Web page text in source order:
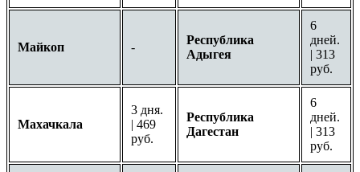
Майкоп -
Республика
Адыгея
6
дней.
| 313
руб.
Махачкала
3 дня.
| 469
руб.
Республика
Дагестан
6
дней.
| 313
руб.